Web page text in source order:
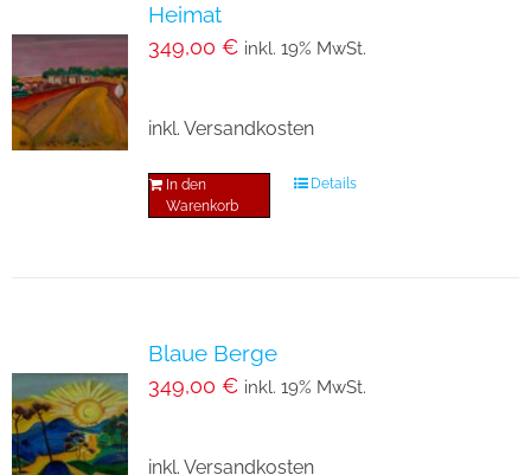
Heimat
349,00 € inkl. 19% MwSt.
inkl. Versandkosten
In den
Warenkorb
Details
Blaue Berge
349,00 € inkl. 19% MwSt.
inkl. Versandkosten